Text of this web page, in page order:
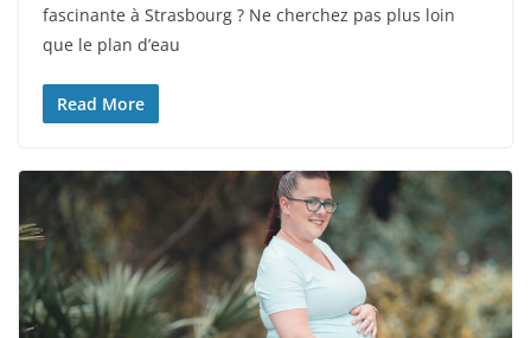
fascinante à Strasbourg ? Ne cherchez pas plus loin
que le plan d’eau
Read More